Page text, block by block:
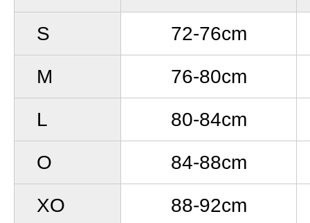
S
72-76cm
M
76-80cm
L
80-84cm
O
84-88cm
XO
88-92cm